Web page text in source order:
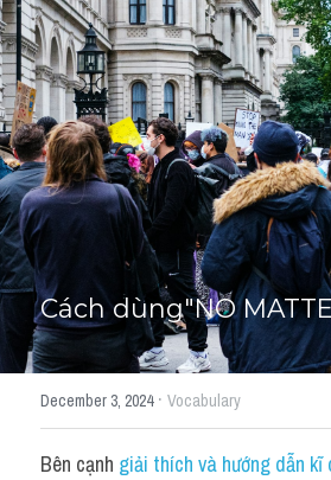
Học thử →
Cách dùng"NO
December 3, 2024· Vocabulary
Bên cạnh giải thích và hướng dẫn